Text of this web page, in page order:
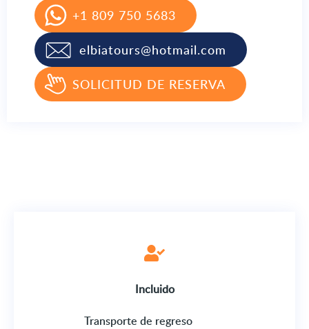
Incluido
Transporte de regreso
+1 809 750 5683
elbiatours@hotmail.com
SOLICITUD DE RESERVA